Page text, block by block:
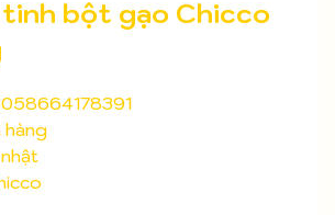
tinh bột gạo Chicco
hàng